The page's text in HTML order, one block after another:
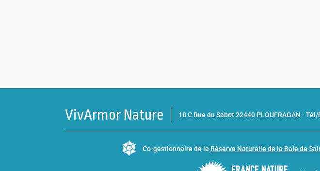
VivArmor Nature 18 C Rue du Sabot 22440 PLOUFRAGAN -Tél/
Co-gestionnaire de la Réserve Naturelle de la Baie de